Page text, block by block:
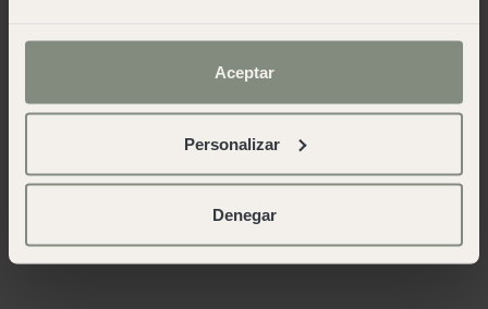
Aceptar
Personalizar
Denegar